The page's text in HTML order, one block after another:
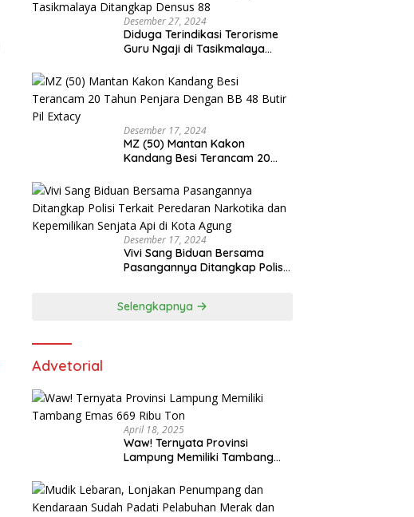
Desember 27, 2024
Diduga Terindikasi Terorisme
Guru Ngaji di Tasikmalaya
Desember 17, 2024
MZ (50) Mantan Kakon
Kandang Besi Terancam 20
Butir Pil Extacy
Desember 17, 2024
Vivi Sang Biduan Bersama
Pasangannya Ditangkap Polisi
Kota Agung
Selengkapnya
Advetorial
April 18, 2025
Waw! Ternyata Provinsi
Lampung Memiliki Tambang